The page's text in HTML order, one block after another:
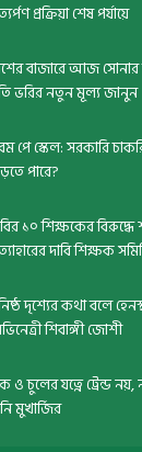
প্রক্রিয়া শেষ পর্যায়ে
বাজারে আজ
ভরির নতুন মূল্য জানুন
পে স্কেল: সরকারি
পারে?
১০ শিক্ষকের বিরুদ্ধে
দাবি শিক্ষক
দৃশ্যের কথা বলে
শিবাঙ্গী জোশী
ও চুলের যত্নে ট্রেন্ড
মুখার্জির